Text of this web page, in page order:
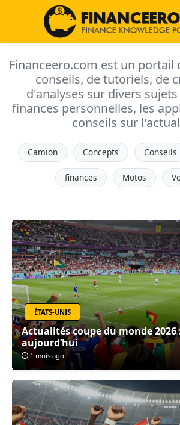
Financeero.com est un portail
conseils, de tutoriels, de
d'analyses sur divers
finances personnelles, les
conseils sur
Camion Concepts Conseils
finances Motos
ÉTATS-UNIS
Actualités coupe du monde
aujourd’hui
1 mois ago